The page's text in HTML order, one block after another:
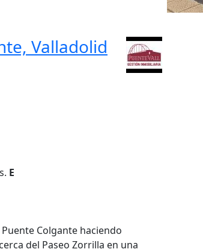
Valladolid
E
Colgante haciendo
del Paseo Zorrilla en una